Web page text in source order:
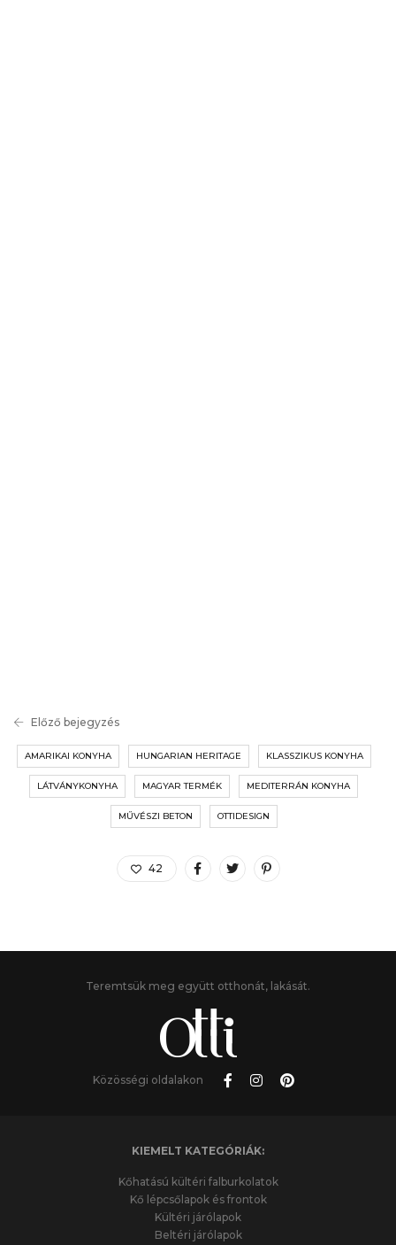
Előző bejegyzés
AMARIKAI KONYHA HUNGARIAN HERITAGE KLASSZIKUS KONYHA
LÁTVÁNYKONYHA MAGYAR TERMÉK MEDITERRÁN KONYHA
MŰVÉSZI BETON OTTIDESIGN
42
Teremtsük meg együtt otthonát, lakását.
Közösségi oldalakon
KIEMELT KATEGÓRIÁK:
Kőhatású kültéri falburkolatok
Kő lépcsőlapok és frontok
Kültéri járólapok
Beltéri járólapok